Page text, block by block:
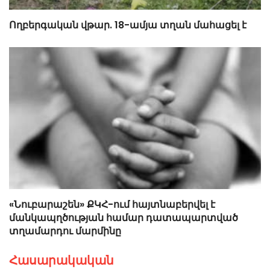
Ողբերգական վթար. 18-ամյա տղան մահացել է
«Նուբարաշեն» ՔԿՀ-ում հայտնաբերվել է
մանկապղծության համար դատապարտված
տղամարդու մարմինը
Հասարակական